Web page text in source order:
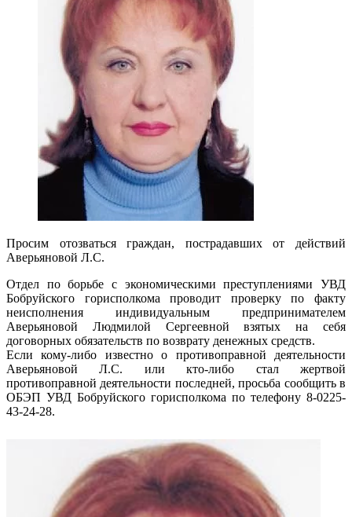
Просим отозваться граждан, пострадавших от действий
Аверьяновой Л.С.
Отдел по борьбе с экономическими преступлениями УВД
Бобруйского горисполкома проводит проверку по факту
неисполнения индивидуальным предпринимателем
Аверьяновой Людмилой Сергеевной взятых на себя
договорных обязательств по возврату денежных средств.
Если кому-либо известно о противоправной деятельности
Аверьяновой Л.С. или кто-либо стал жертвой
противоправной деятельности последней, просьба сообщить в
ОБЭП УВД Бобруйского горисполкома по телефону 8-0225-
43-24-28.